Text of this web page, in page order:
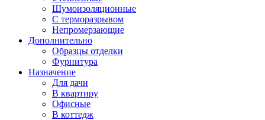
Шумоизоляционные
С терморазрывом
Непромерзающие
Дополнительно
Образцы отделки
Фурнитура
Назначение
Для дачи
В квартиру
Офисные
В коттедж